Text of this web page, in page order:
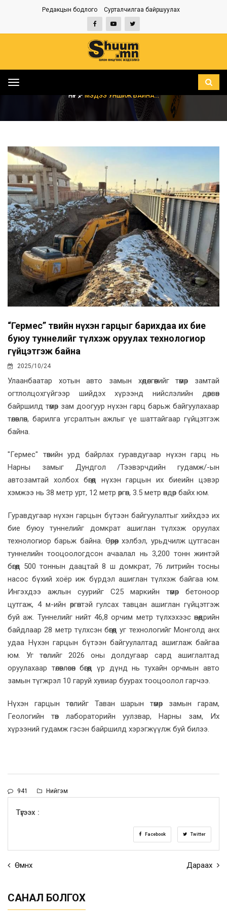
Редакцын бодлого Сурталчилгаа байршуулах
Toggle
НҮҮР МЭДЭЭ УНШИЖ БАЙНА...
“Гермес” төвийн нүхэн гарцыг барихдаа их бие
буюу туннелийг түлхэж оруулах технологиор
гүйцэтгэж байна
2025/10/24
Улаанбаатар хотын авто замын хөдөлгөөнийг төмөр замтай
огтлолцохгүйгээр шийдэх хүрээнд нийслэлийн дөрвөн
байршилд төмөр зам доогуур нүхэн гарц барьж байгуулахаар
төлөвлөн, барилга угсралтын ажлыг үе шаттайгаар гүйцэтгэж
байна.
"Гермес" төвийн урд байрлах гуравдугаар нүхэн гарц нь
Нарны замыг Дундгол /Тээвэрчдийн гудамж/-ын
автозамтай холбох бөгөөд нүхэн гарцын их биеийн цэвэр
хэмжээ нь 38 метр урт, 12 метр өргөн, 3.5 метр өндөр байх юм.
Гуравдугаар нүхэн гарцын бүтээн байгуулалтыг хийхдээ их
бие буюу туннелийг домкрат ашиглан түлхэж оруулах
технологиор барьж байна. Өөрөөр хэлбэл, урьдчилж цутгасан
туннелийн тооцоологдсон ачаалал нь 3,200 тонн жинтэй
бөгөөд 500 тоннын даацтай 8 ш домкрат, 76 литрийн тосны
насос бүхий хоёр иж бүрдэл ашиглан түлхэж байгаа юм.
Ингэхдээ ажлын суурийг C25 маркийн төмөр бетоноор
цутгаж, 4 м-ийн өргөнтэй гулсах тавцан ашиглан гүйцэтгэж
буй аж. Туннелийг нийт 46,8 орчим метр түлхэхээс өнөөдрийн
байдлаар 28 метр түлхсэн бөгөөд уг технологийг Монголд анх
удаа Нүхэн гарцын бүтээн байгуулалтад ашиглаж байгаа
юм. Уг төслийг 2026 оны долдугаар сард ашиглалтад
оруулахаар төлөвлөсөн бөгөөд үр дүнд нь тухайн орчмын авто
замын түгжрэл 10 гаруй хувиар буурах тооцоолол гарчээ.
Нүхэн гарцын төслийг Таван шарын төмөр замын гарам,
Геологийн төв лабораторийн уулзвар, Нарны зам, Их
хүрээний гудамж гэсэн байршилд хэрэгжүүлж буй билээ.
941 Нийгэм
Түгээх :
Facebook Twitter
Өмнөх Дараах
САНАЛ БОЛГОХ